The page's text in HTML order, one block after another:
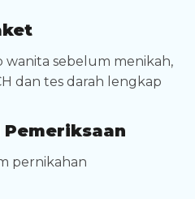
wanita sebelum menikah,
dan tes darah lengkap
pernikahan